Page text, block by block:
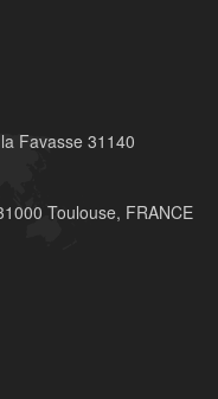
Favasse 31140
Toulouse, FRANCE